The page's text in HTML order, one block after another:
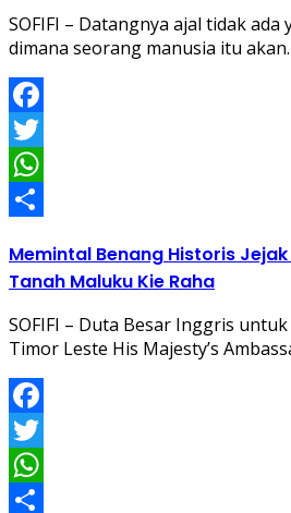
SOFIFI – Datangnya ajal tidak
dimana seorang manusia itu
Facebook
Twitter
WhatsApp
Memintal Benang Historis Jejak
Tanah Maluku Kie Raha
SOFIFI – Duta Besar Inggris
Timor Leste His Majesty’s
Facebook
Twitter
WhatsApp